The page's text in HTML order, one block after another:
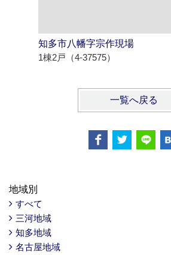
知多市八幡字宗作現場
1棟2戸（4-37575）
一覧へ戻る
地域別
すべて
三河地域
知多地域
名古屋地域